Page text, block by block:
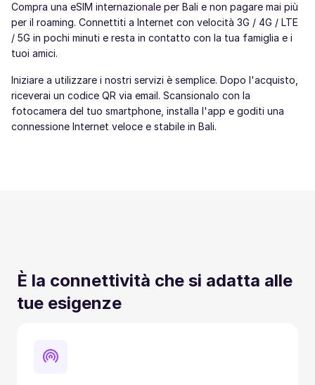
Compra una eSIM internazionale per Bali e non pagare mai più
per il roaming. Connettiti a Internet con velocità 3G / 4G / LTE
/ 5G in pochi minuti e resta in contatto con la tua famiglia e i
tuoi amici.
Iniziare a utilizzare i nostri servizi è semplice. Dopo l'acquisto,
riceverai un codice QR via email. Scansionalo con la
fotocamera del tuo smartphone, installa l'app e goditi una
connessione Internet veloce e stabile in Bali.
È la connettività che si adatta alle
tue esigenze